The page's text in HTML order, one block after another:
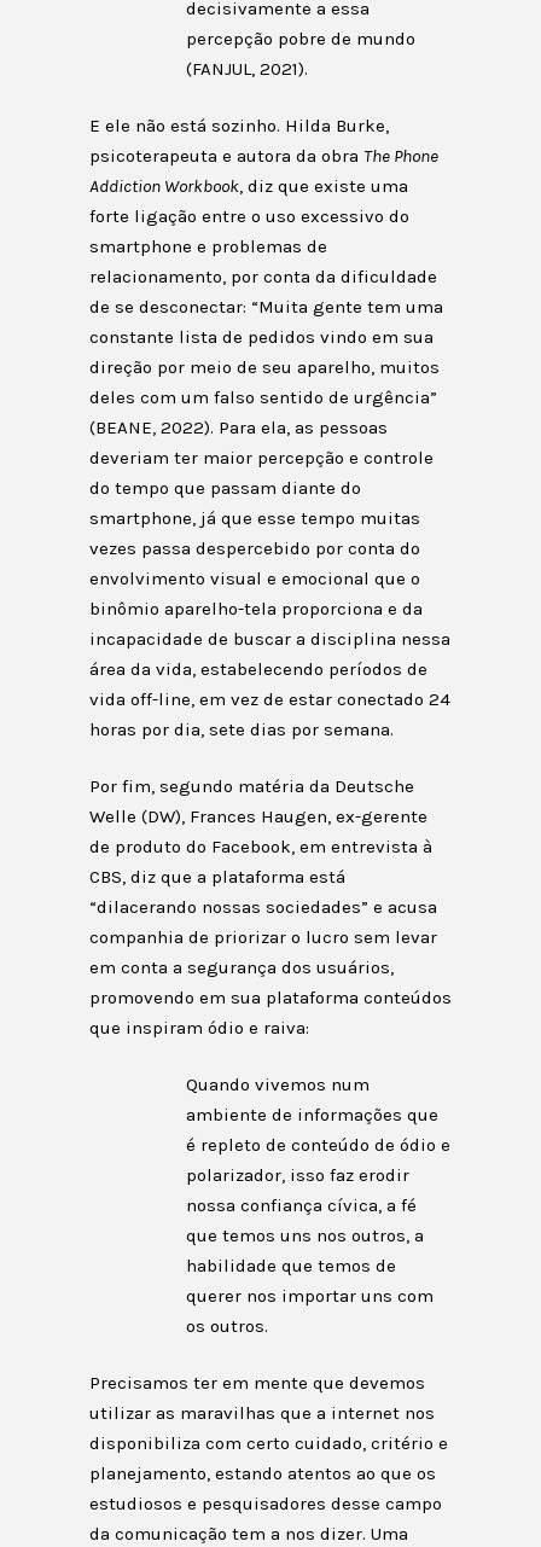
decisivamente a essa
percepção pobre de mundo
(FANJUL, 2021).
E ele não está sozinho. Hilda Burke,
psicoterapeuta e autora da obra The Phone
Addiction Workbook, diz que existe uma
forte ligação entre o uso excessivo do
smartphone e problemas de
relacionamento, por conta da dificuldade
de se desconectar: “Muita gente tem uma
constante lista de pedidos vindo em sua
direção por meio de seu aparelho, muitos
deles com um falso sentido de urgência”
(BEANE, 2022). Para ela, as pessoas
deveriam ter maior percepção e controle
do tempo que passam diante do
smartphone, já que esse tempo muitas
vezes passa despercebido por conta do
envolvimento visual e emocional que o
binômio aparelho-tela proporciona e da
incapacidade de buscar a disciplina nessa
área da vida, estabelecendo períodos de
vida off-line, em vez de estar conectado 24
horas por dia, sete dias por semana.
Por fim, segundo matéria da Deutsche
Welle (DW), Frances Haugen, ex-gerente
de produto do Facebook, em entrevista à
CBS, diz que a plataforma está
“dilacerando nossas sociedades” e acusa
companhia de priorizar o lucro sem levar
em conta a segurança dos usuários,
promovendo em sua plataforma conteúdos
que inspiram ódio e raiva:
Quando vivemos num
ambiente de informações que
é repleto de conteúdo de ódio e
polarizador, isso faz erodir
nossa confiança cívica, a fé
que temos uns nos outros, a
habilidade que temos de
querer nos importar uns com
os outros.
Precisamos ter em mente que devemos
utilizar as maravilhas que a internet nos
disponibiliza com certo cuidado, critério e
planejamento, estando atentos ao que os
estudiosos e pesquisadores desse campo
da comunicação tem a nos dizer. Uma